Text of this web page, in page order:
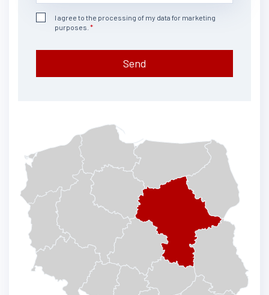
I agree to the processing of my data for marketing
purposes.
Send